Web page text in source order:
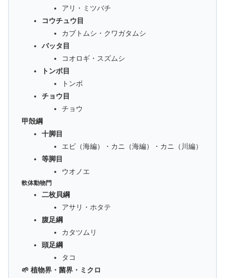
アリ・ミツバチ
コウチュウ目
カブトムシ・クワガタムシ
バッタ目
コオロギ・スズムシ
トンボ目
トンボ
チョウ目
チョウ
甲殻綱
十脚目
エビ（海編）・カニ（海編）・カニ（川編）
等脚目
ウオノエ
軟体動物門
二枚貝綱
アサリ・ホタテ
腹足綱
カタツムリ
頭足綱
タコ
🌱 植物界・菌界・ミクロ